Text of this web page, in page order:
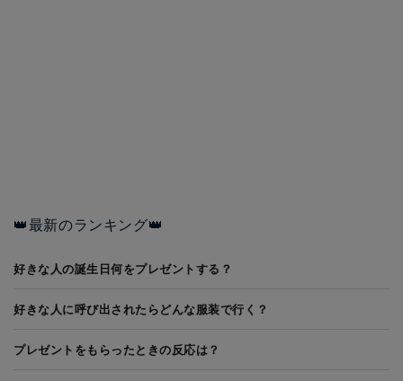
👑最新のランキング👑
好きな人の誕生日何をプレゼントする？
好きな人に呼び出されたらどんな服装で行く？
プレゼントをもらったときの反応は？